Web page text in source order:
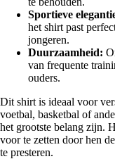
Sportieve
het shirt past
jongeren.
Duurzaamheid:
van frequente
ouders.
Dit shirt is ideaal voor
voetbal, basketbal of
het grootste belang zijn.
voor te zetten door hen
te presteren.